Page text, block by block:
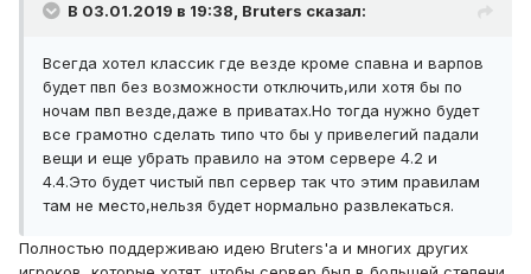
В 03.01.2019 в 19:38, Bruters сказал:
Всегда хотел классик где везде кроме спавна и варпов
будет пвп без возможности отключить,или хотя бы по
ночам пвп везде,даже в приватах.Но тогда нужно будет
все грамотно сделать типо что бы у привелегий падали
вещи и еще убрать правило на этом сервере 4.2 и
4.4.Это будет чистый пвп сервер так что этим правилам
там не место,нельзя будет нормально развлекаться.
Полностью поддерживаю идею Bruters'a и многих других